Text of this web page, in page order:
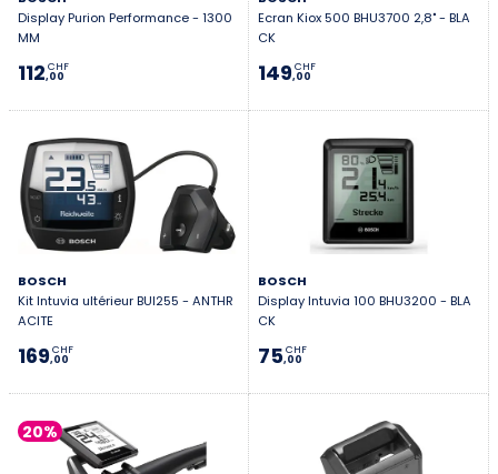
Display Purion Performance - 1300
MM
112,00
CHF
Ecran Kiox 500 BHU3700 2,8" - BLA
CK
149,00
CHF
BOSCH
Kit Intuvia ultérieur BUI255 - ANTHR
ACITE
169,00
CHF
BOSCH
Display Intuvia 100 BHU3200 - BLA
CK
75,00
CHF
20%